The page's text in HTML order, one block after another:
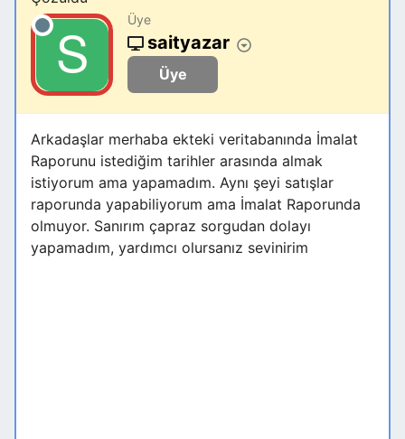
Üye
saityazar
Üye
Arkadaşlar merhaba ekteki veritabanında İmalat
Raporunu istediğim tarihler arasında almak
istiyorum ama yapamadım. Aynı şeyi satışlar
raporunda yapabiliyorum ama İmalat Raporunda
olmuyor. Sanırım çapraz sorgudan dolayı
yapamadım, yardımcı olursanız sevinirim